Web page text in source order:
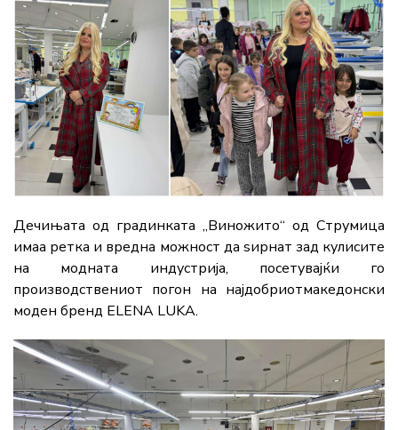
Дечињата од градинката „Виножито“ од Струмица
имаа ретка и вредна можност да ѕирнат зад кулисите
на модната индустрија, посетувајќи го
производствениот погон на најдобриотмакедонски
моден бренд ELENA LUKA.